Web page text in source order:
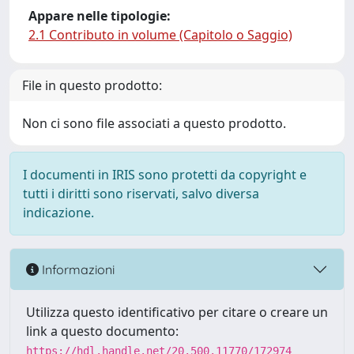
Appare nelle tipologie:
2.1 Contributo in volume (Capitolo o Saggio)
File in questo prodotto:
Non ci sono file associati a questo prodotto.
I documenti in IRIS sono protetti da copyright e
tutti i diritti sono riservati, salvo diversa
indicazione.
Informazioni
Utilizza questo identificativo per citare o creare un
link a questo documento:
https://hdl.handle.net/20.500.11770/172974